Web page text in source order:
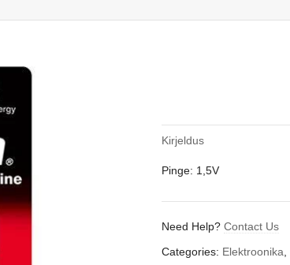
Kirjeldus
Pinge: 1,5V
Need Help?Contact Us
Categories: Elektroonika